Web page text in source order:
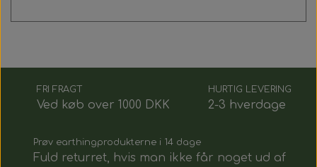
FRI FRAGT
Ved køb over 1000 DKK
HURTIG LEVERING
2-3 hverdage
Prøv earthingprodukterne i 14 dage
Fuld returret, hvis man ikke får noget ud af